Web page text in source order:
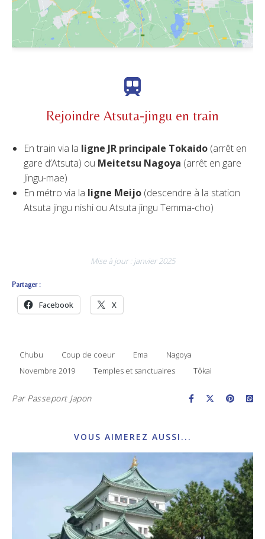
Rejoindre Atsuta-jingu en train
En train via la ligne JR principale Tokaido (arrêt en
gare d’Atsuta) ou Meitetsu Nagoya (arrêt en gare
Jingu-mae)
En métro via la ligne Meijo (descendre à la station
Atsuta jingu nishi ou Atsuta jingu Temma-cho)
Mise à jour : janvier 2025
Partager :
Facebook X
Chubu Coup de coeur Ema
Nagoya
Novembre 2019
Temples et sanctuaires Tôkai
Par Passeport Japon
VOUS AIMEREZ AUSSI...